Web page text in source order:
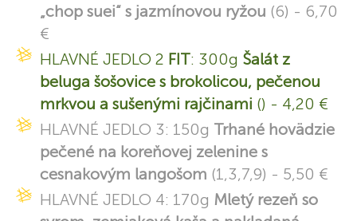
„chop suei“ s jazmínovou ryžou (6) - 6,70
€
HLAVNÉ JEDLO 2 FIT: 300g Šalát z
beluga šošovice s brokolicou, pečenou
mrkvou a sušenými rajčinami () - 4,20 €
HLAVNÉ JEDLO 3: 150g Trhané hovädzie
pečené na koreňovej zelenine s
cesnakovým langošom (1,3,7,9) - 5,50 €
HLAVNÉ JEDLO 4: 170g Mletý rezeň so